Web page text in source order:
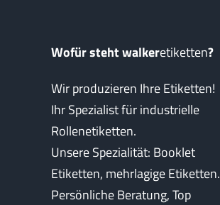
Wofür steht walkeretiketten?
Wir produzieren Ihre Etiketten!
Ihr Spezialist für industrielle
Rollenetiketten.
Unsere Spezialität: Booklet
Etiketten, mehrlagige Etiketten.
Persönliche Beratung, Top